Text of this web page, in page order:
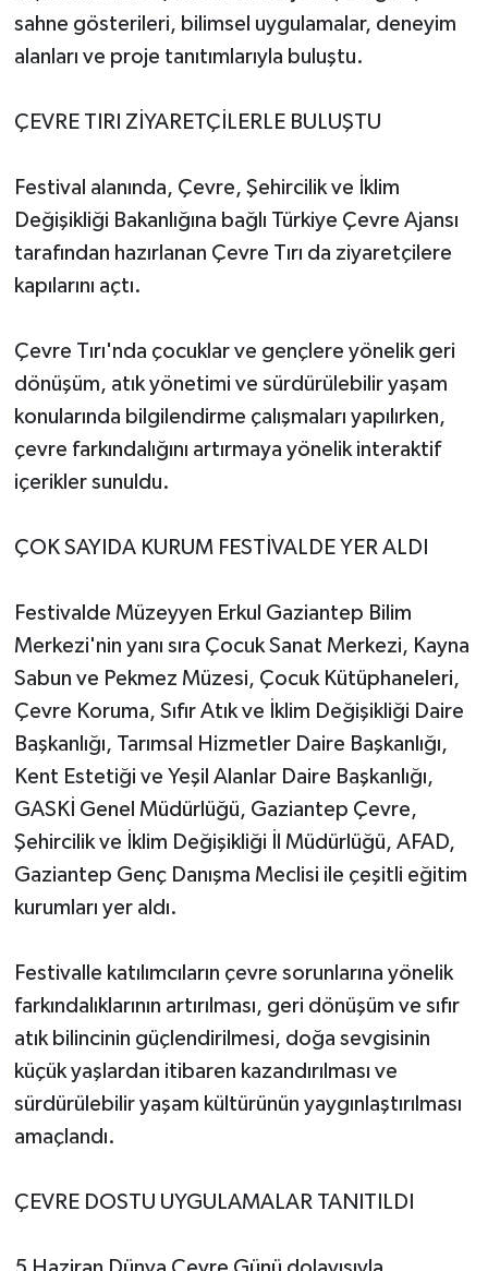
sahne gösterileri, bilimsel uygulamalar, deneyim
alanları ve proje tanıtımlarıyla buluştu.
ÇEVRE TIRI ZİYARETÇİLERLE BULUŞTU
Festival alanında, Çevre, Şehircilik ve İklim
Değişikliği Bakanlığına bağlı Türkiye Çevre Ajansı
tarafından hazırlanan Çevre Tırı da ziyaretçilere
kapılarını açtı.
Çevre Tırı'nda çocuklar ve gençlere yönelik geri
dönüşüm, atık yönetimi ve sürdürülebilir yaşam
konularında bilgilendirme çalışmaları yapılırken,
çevre farkındalığını artırmaya yönelik interaktif
içerikler sunuldu.
ÇOK SAYIDA KURUM FESTİVALDE YER ALDI
Festivalde Müzeyyen Erkul Gaziantep Bilim
Merkezi'nin yanı sıra Çocuk Sanat Merkezi, Kayna
Sabun ve Pekmez Müzesi, Çocuk Kütüphaneleri,
Çevre Koruma, Sıfır Atık ve İklim Değişikliği Daire
Başkanlığı, Tarımsal Hizmetler Daire Başkanlığı,
Kent Estetiği ve Yeşil Alanlar Daire Başkanlığı,
GASKİ Genel Müdürlüğü, Gaziantep Çevre,
Şehircilik ve İklim Değişikliği İl Müdürlüğü, AFAD,
Gaziantep Genç Danışma Meclisi ile çeşitli eğitim
kurumları yer aldı.
Festivalle katılımcıların çevre sorunlarına yönelik
farkındalıklarının artırılması, geri dönüşüm ve sıfır
atık bilincinin güçlendirilmesi, doğa sevgisinin
küçük yaşlardan itibaren kazandırılması ve
sürdürülebilir yaşam kültürünün yaygınlaştırılması
amaçlandı.
ÇEVRE DOSTU UYGULAMALAR TANITILDI